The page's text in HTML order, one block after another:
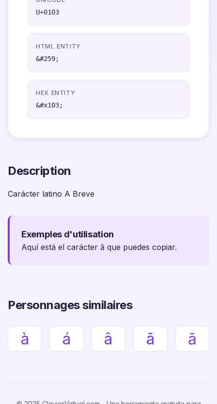
U+0103
HTML ENTITY
&#259;
HEX ENTITY
&#x103;
Description
Carácter latino A Breve
Exemples d'utilisation
Aquí está el carácter ă que puedes copiar.
Personnages similaires
à á â ã ā